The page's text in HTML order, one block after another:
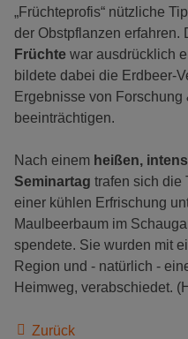
„Früchteprofis“ nützliche
der Obstpflanzen erfahren.
Früchte war ausdrücklich
bildete dabei die Erdbeer-
Ergebnisse von
beeinträchtigen.
Nach einem heißen,
Seminartag trafen sich die
einer kühlen Erfrischung
Maulbeerbaum im
spendete. Sie wurden mit
Region und - natürlich -
Heimweg, verabschiedet.
Zurück